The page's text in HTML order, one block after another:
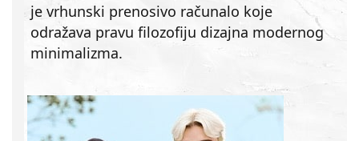
je vrhunski prenosivo računalo koje
odražava pravu filozofiju dizajna modernog
minimalizma.